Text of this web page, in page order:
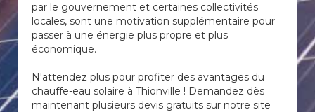
par le gouvernement et certaines collectivités
locales, sont une motivation supplémentaire pour
passer à une énergie plus propre et plus
économique.
N'attendez plus pour profiter des avantages du
chauffe-eau solaire à Thionville ! Demandez dès
maintenant plusieurs devis gratuits sur notre site